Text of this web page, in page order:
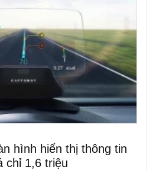
hình hiển thị thông tin
chỉ 1,6 triệu